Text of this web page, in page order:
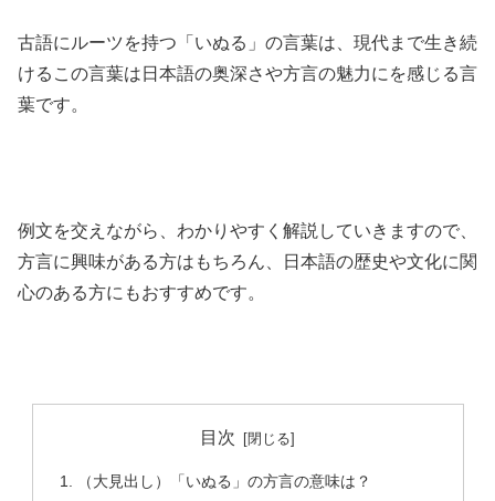
古語にルーツを持つ「いぬる」の言葉は、現代まで生き続
けるこの言葉は日本語の奥深さや方言の魅力にを感じる言
葉です。
例文を交えながら、わかりやすく解説していきますので、
方言に興味がある方はもちろん、日本語の歴史や文化に関
心のある方にもおすすめです。
目次
（大見出し）「いぬる」の方言の意味は？